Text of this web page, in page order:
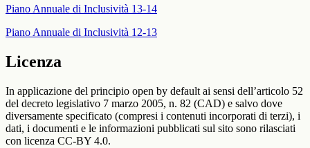
Piano Annuale di Inclusività 13-14
Piano Annuale di Inclusività 12-13
Licenza
In applicazione del principio open by default ai sensi dell’articolo 52
del decreto legislativo 7 marzo 2005, n. 82 (CAD) e salvo dove
diversamente specificato (compresi i contenuti incorporati di terzi), i
dati, i documenti e le informazioni pubblicati sul sito sono rilasciati
con licenza CC-BY 4.0.